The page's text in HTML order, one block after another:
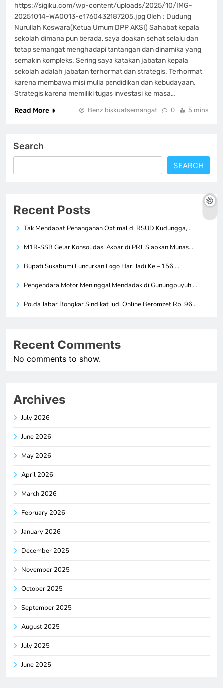
https://sigiku.com/wp-content/uploads/2025/10/IMG-
20251014-WA0013-e1760432187205.jpg Oleh : Dudung
Nurullah Koswara(Ketua Umum DPP AKSI) Sahabat kepala
sekolah dimana pun berada, saya doakan sehat selalu dan
tetap semangat menghadapi tantangan dan dinamika yang
semakin kompleks. Sering saya katakan jabatan kepala
sekolah adalah jabatan terhormat dan strategis. Terhormat
karena membawa misi mulia pendidikan dan kebudayaan.
Strategis karena memiliki tugas investasi ke masa…
Read More
Benz biskuatsemangat 0 5 mins
Search
SEARCH
Recent Posts
Tak Mendapat Penanganan Optimal di RSUD Kudungga,…
M1R-SSB Gelar Konsolidasi Akbar di PRJ, Siapkan Munas…
Bupati Sukabumi Luncurkan Logo Hari Jadi Ke – 156,…
Pengendara Motor Meninggal Mendadak di Gunungpuyuh,…
Polda Jabar Bongkar Sindikat Judi Online Beromzet Rp. 96…
Recent Comments
No comments to show.
Archives
July 2026
June 2026
May 2026
April 2026
March 2026
February 2026
January 2026
December 2025
November 2025
October 2025
September 2025
August 2025
July 2025
June 2025